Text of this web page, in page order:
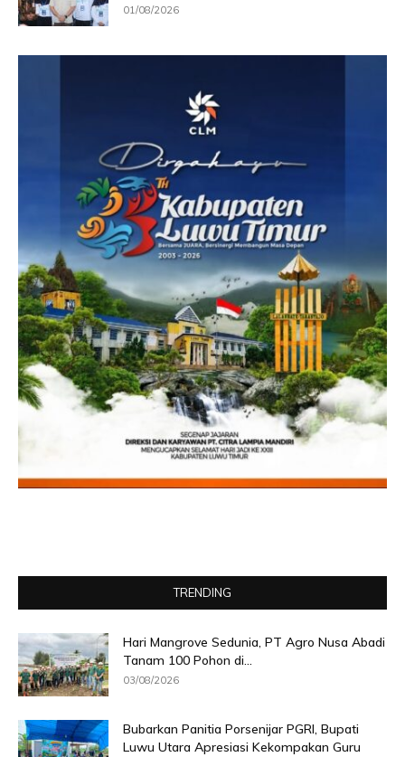
01/08/2026
TRENDING
Hari Mangrove Sedunia, PT Agro Nusa Abadi
Tanam 100 Pohon di...
03/08/2026
Bubarkan Panitia Porsenijar PGRI, Bupati
Luwu Utara Apresiasi Kekompakan Guru